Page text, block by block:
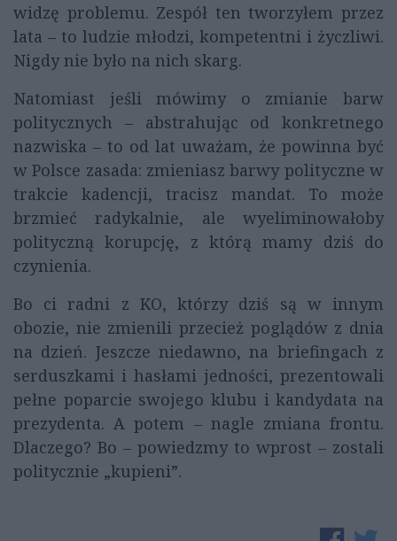
widzę problemu. Zespół ten tworzyłem przez
lata – to ludzie młodzi, kompetentni i życzliwi.
Nigdy nie było na nich skarg.
Natomiast jeśli mówimy o zmianie barw
politycznych – abstrahując od konkretnego
nazwiska – to od lat uważam, że powinna być
w Polsce zasada: zmieniasz barwy polityczne w
trakcie kadencji, tracisz mandat. To może
brzmieć radykalnie, ale wyeliminowałoby
polityczną korupcję, z którą mamy dziś do
czynienia.
Bo ci radni z KO, którzy dziś są w innym
obozie, nie zmienili przecież poglądów z dnia
na dzień. Jeszcze niedawno, na briefingach z
serduszkami i hasłami jedności, prezentowali
pełne poparcie swojego klubu i kandydata na
prezydenta. A potem – nagle zmiana frontu.
Dlaczego? Bo – powiedzmy to wprost – zostali
politycznie „kupieni”.